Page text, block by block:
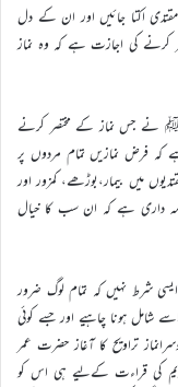
مقتدی اکتا جائیں اور ان کے دل
کرنے کی اجازت ہے کہ وہ نماز
نے جس نماز کے مختصر کرنے
فرض نمازیں تمام مردوں پر
میں بیمار،بوڑھے، کمزور اور
داری ہے کہ ان سب کا خیال
شرط نہیں کہ تمام لوگ ضرور
شامل ہونا چاہیے اور جسے کوئی
تراویح کا آغاز حضرت عمر
کی قراءت کےلیے ہی اس کو